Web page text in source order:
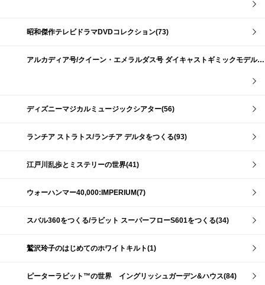
昭和傑作テレビドラマDVDコレクション(73)
アルカディア号/クイーン・エメラルダス号 ダイキャストギミックモデルをつくる(159)
ディズニーマジカルミュージックシアター(56)
ランチア ストラトス/ランチア デルタをつくる(93)
江戸川乱歩とミステリーの世界(41)
ウォーハンマー40,000:IMPERIUM(7)
スバル360をつくる/ラビット スーパーフローS601をつくる(34)
鷲沢玲子のはじめてのホワイトキルト(1)
ピーターラビット™の世界 イングリッシュガーデン&ハウス(84)